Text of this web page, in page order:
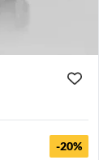
-20%